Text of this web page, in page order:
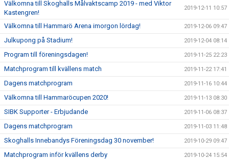
Välkomna till Skoghalls Målvaktscamp 2019 - med Viktor
Kastengren!
2019-12-11 10:57
Välkomna till Hammarö Arena imorgon lördag! 2019-12-06 09:47
Julkupong på Stadium! 2019-12-04 08:14
Program till föreningsdagen! 2019-11-25 22:23
Matchprogram till kvällens match 2019-11-22 17:41
Dagens matchprogram 2019-11-16 10:44
Välkomna till Hammaröcupen 2020! 2019-11-13 08:30
SIBK Supporter - Erbjudande 2019-11-06 08:37
Dagens matchprogram 2019-11-03 11:48
Skoghalls Innebandys Föreningsdag 30 november! 2019-10-29 09:47
Matchprogram inför kvällens derby 2019-10-24 15:54